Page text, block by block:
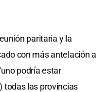
paritaria y la
con más antelación a
podría estar
todas las provincias